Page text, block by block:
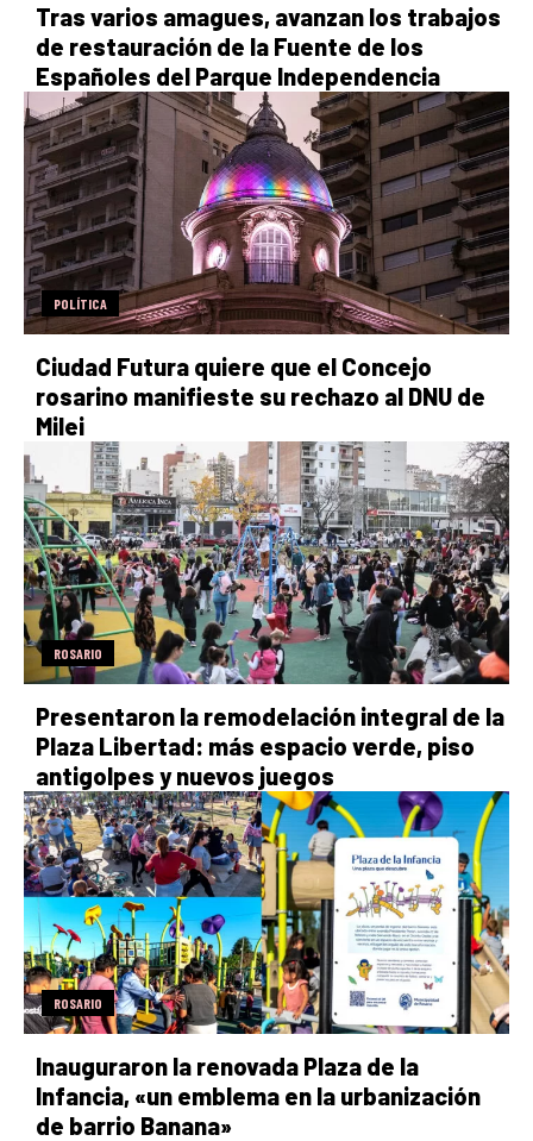
Tras varios amagues, avanzan los trabajos
de restauración de la Fuente de los
Españoles del Parque Independencia
POLÍTICA
Ciudad Futura quiere que el Concejo
rosarino manifieste su rechazo al DNU de
Milei
ROSARIO
Presentaron la remodelación integral de la
Plaza Libertad: más espacio verde, piso
antigolpes y nuevos juegos
ROSARIO
Inauguraron la renovada Plaza de la
Infancia, «un emblema en la urbanización
de barrio Banana»